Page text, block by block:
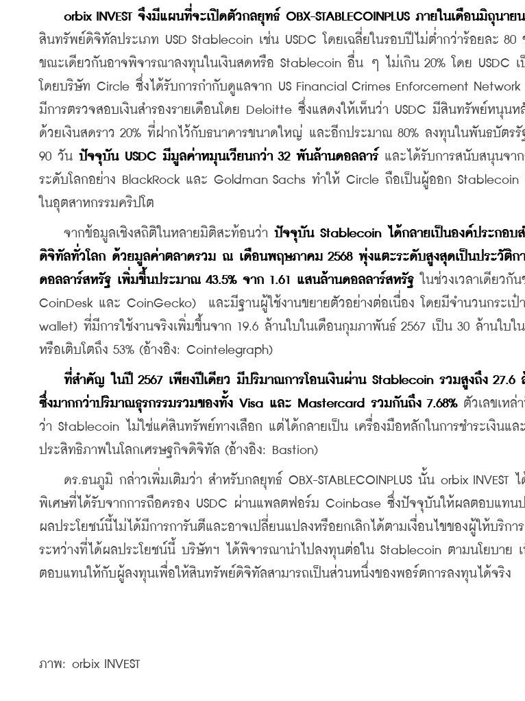
orbix INVEST จึงมีแผนที่จะเปิดตัวกลยุทธ์ OBX-STABLECOINPLUS ภายในเดือนมิถุนาย
สินทรัพย์ดิจิทัลประเภท USD Stablecoin เช่น USDC โดยเฉลี่ยในรอบปีไม่ต่ำกว่าร้อยละ 80
ขณะเดียวกันอาจพิจารณาลงทุนในเงินสดหรือ Stablecoin อื่น ๆ ไม่เกิน 20% โดย USDC
โดยบริษัท Circle ซึ่งได้รับการกำกับดูแลจาก US Financial Crimes Enforcement Network
มีการตรวจสอบเงินสำรองรายเดือนโดย Deloitte ซึ่งแสดงให้เห็นว่า USDC มีสินทรัพย์หนุนห
ด้วยเงินสดราว 20% ที่ฝากไว้กับธนาคารขนาดใหญ่ และอีกประมาณ 80% ลงทุนในพันธบัตรรั
90 วัน ปัจจุบัน USDC มีมูลค่าหมุนเวียนกว่า 32 พันล้านดอลลาร์ และได้รับการสนับสนุนจาก
ระดับโลกอย่าง BlackRock และ Goldman Sachs ทำให้ Circle ถือเป็นผู้ออก Stablecoin
ในอุตสาหกรรมคริปโต
จากข้อมูลเชิงสถิติในหลายมิติสะท้อนว่า ปัจจุบัน Stablecoin ได้กลายเป็นองค์ประกอบ
ดิจิทัลทั่วโลก ด้วยมูลค่าตลาดรวม ณ เดือนพฤษภาคม 2568 พุ่งแตะระดับสูงสุดเป็นประวัติก
ดอลลาร์สหรัฐ เพิ่มขึ้นประมาณ 43.5% จาก 1.61 แสนล้านดอลลาร์สหรัฐ ในช่วงเวลาเดียวกั
CoinDesk และ CoinGecko)  และมีฐานผู้ใช้งานขยายตัวอย่างต่อเนื่อง โดยมีจำนวนกระเป๋
wallet) ที่มีการใช้งานจริงเพิ่มขึ้นจาก 19.6 ล้านใบในเดือนกุมภาพันธ์ 2567 เป็น 30 ล้านใบใ
หรือเติบโตถึง 53% (อ้างอิง: Cointelegraph)
ที่สำคัญ ในปี 2567 เพียงปีเดียว มีปริมาณการโอนเงินผ่าน Stablecoin รวมสูงถึง 27.6
ซึ่งมากกว่าปริมาณธุรกรรมรวมของทั้ง Visa และ Mastercard รวมกันถึง 7.68% ตัวเลขเหล่
ว่า Stablecoin ไม่ใช่แค่สินทรัพย์ทางเลือก แต่ได้กลายเป็น เครื่องมือหลักในการชำระเงินแ
ประสิทธิภาพในโลกเศรษฐกิจดิจิทัล (อ้างอิง: Bastion)
ดร.ธนภูมิ กล่าวเพิ่มเติมว่า สำหรับกลยุทธ์ OBX-STABLECOINPLUS นั้น orbix INVEST
พิเศษที่ได้รับจากการถือครอง USDC ผ่านแพลตฟอร์ม Coinbase ซึ่งปัจจุบันให้ผลตอบแท
ผลประโยชน์นี้ไม่ได้มีการการันตีและอาจเปลี่ยนแปลงหรือยกเลิกได้ตามเงื่อนไขของผู้ให้บริก
ระหว่างที่ได้ผลประโยชน์นี้ บริษัทฯ ได้พิจารณานำไปลงทุนต่อใน Stablecoin ตามนโยบาย เ
ตอบแทนให้กับผู้ลงทุนเพื่อให้สินทรัพย์ดิจิทัลสามารถเป็นส่วนหนึ่งของพอร์ตการลงทุนได้จริง
ภาพ: orbix INVEST